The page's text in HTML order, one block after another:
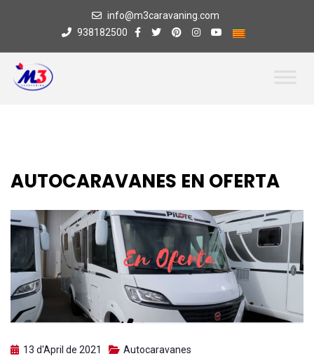
info@m3caravaning.com
938182500
AUTOCARAVANES EN OFERTA
13 d'April de 2021 Autocaravanes